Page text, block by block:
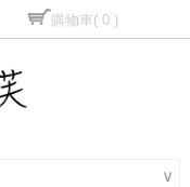
購物車( 0 )
∨